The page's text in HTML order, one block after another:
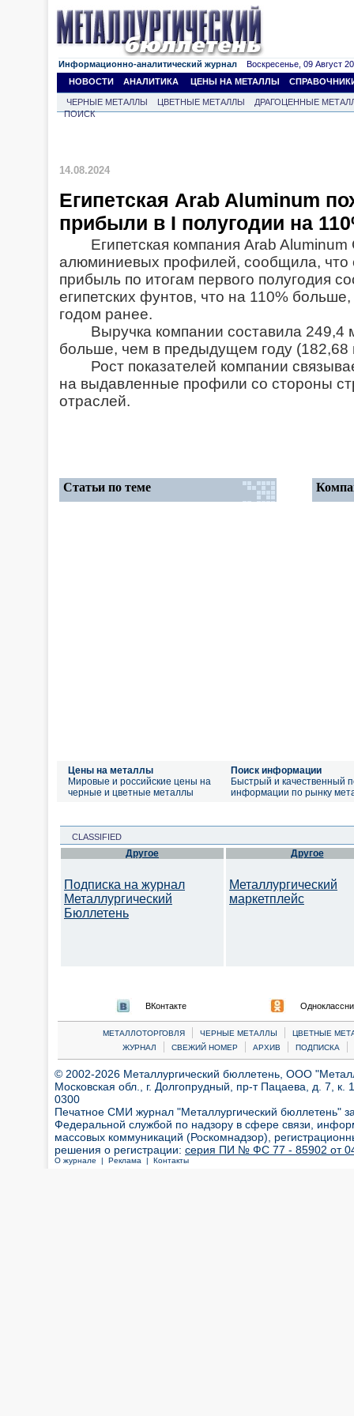
Информационно-аналитический журнал Воскресенье, 09 Август
НОВОСТИ
АНАЛИТИКА ЦЕНЫ НА МЕТАЛЛЫ
ЧЕРНЫЕ МЕТАЛЛЫ ЦВЕТНЫЕ МЕТАЛЛЫ
ДРАГОЦЕННЫЕ
ПОИСК
14.08.2024
Египетская Arab Aluminum
прибыли в I полугодии на
Египетская компания Arab
алюминиевых профилей, сообщила, что
прибыль по итогам первого полугодия
египетских фунтов, что на 110%
годом ранее.
Выручка компании составила 249,4
больше, чем в предыдущем году (182,68
Рост показателей компании
на выдавленные профили со стороны
отраслей.
Статьи по теме
Цены на металлы
Мировые и российские цены на
черные и цветные металлы
Поиск информации
Быстрый и качественный
информации по рынку
CLASSIFIED
Другое
Подписка на журнал
Металлургический
Бюллетень
Другое
Металлургический
маркетплейс
ВКонтакте
МЕТАЛЛОТОРГОВЛЯ | ЧЕРНЫЕ МЕТАЛЛЫ |
ЦВЕТНЫЕ
ЖУРНАЛ
| СВЕЖИЙ НОМЕР | АРХИВ | ПОДПИСКА |
© 2002-2026 Металлургический бюллетень, ООО
Московская обл., г. Долгопрудный, пр-т Пацаева, д. 7,
0300
Печатное СМИ журнал "Металлургический бюллетень"
Федеральной службой по надзору в сфере связи,
массовых коммуникаций (Роскомнадзор),
решения о регистрации: серия ПИ № ФС 77 - 85902 от 04
О журнале | Реклама | Контакты